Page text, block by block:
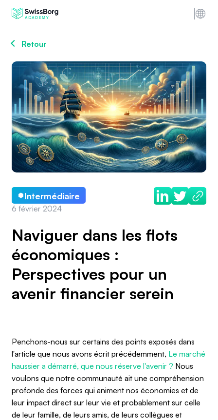
Retour
Intermédiaire
6 février 2024
Naviguer dans les flots
économiques :
Perspectives pour un
avenir financier serein
Penchons-nous sur certains des points exposés dans
l'article que nous avons écrit précédemment, Le marché
haussier a démarré, que nous réserve l'avenir ? Nous
voulons que notre communauté ait une compréhension
profonde des forces qui animent nos économies et de
leur impact direct sur leur vie et probablement sur celle
de leur famille, de leurs amis, de leurs collègues et